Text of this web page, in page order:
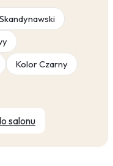
Kolor Czarny
salonu